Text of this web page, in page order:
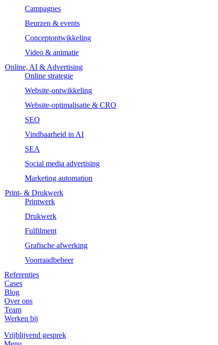
Campagnes
Beurzen & events
Conceptontwikkeling
Video & animatie
Online, AI & Advertising
Online strategie
Website-ontwikkeling
Website-optimalisatie & CRO
SEO
Vindbaarheid in AI
SEA
Social media advertising
Marketing automation
Print- & Drukwerk
Printwerk
Drukwerk
Fulfilment
Grafische afwerking
Voorraadbeheer
Referenties
Cases
Blog
Over ons
Team
Werken bij
Vrijblijvend gesprek